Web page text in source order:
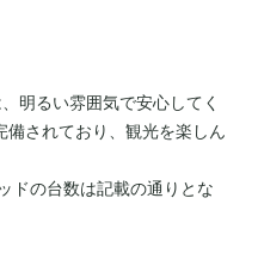
明るい雰囲気で安心してく
されており、観光を楽しん
ドの台数は記載の通りとな